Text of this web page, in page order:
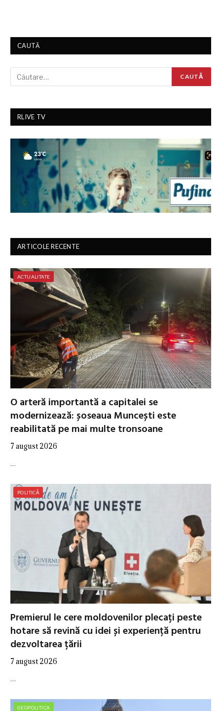
CAUTĂ
RLIVE TV
ARTICOLE RECENTE
ACTUALITATE
O arteră importantă a capitalei se
modernizează: șoseaua Muncești este
reabilitată pe mai multe tronsoane
7 august 2026
…
POLITICĂ
Premierul le cere moldovenilor plecați peste
hotare să revină cu idei și experiență pentru
dezvoltarea țării
7 august 2026
…
GEOPOLITICA